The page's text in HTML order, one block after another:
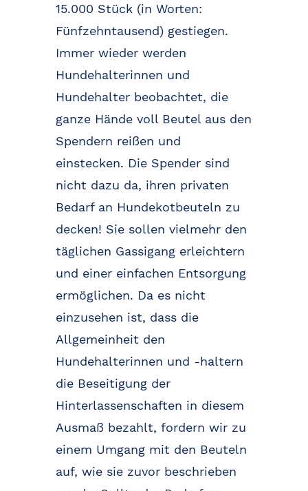
15.000 Stück (in Worten:
Fünfzehntausend) gestiegen.
Immer wieder werden
Hundehalterinnen und
Hundehalter beobachtet, die
ganze Hände voll Beutel aus den
Spendern reißen und
einstecken. Die Spender sind
nicht dazu da, ihren privaten
Bedarf an Hundekotbeuteln zu
decken! Sie sollen vielmehr den
täglichen Gassigang erleichtern
und einer einfachen Entsorgung
ermöglichen. Da es nicht
einzusehen ist, dass die
Allgemeinheit den
Hundehalterinnen und -haltern
die Beseitigung der
Hinterlassenschaften in diesem
Ausmaß bezahlt, fordern wir zu
einem Umgang mit den Beuteln
auf, wie sie zuvor beschrieben